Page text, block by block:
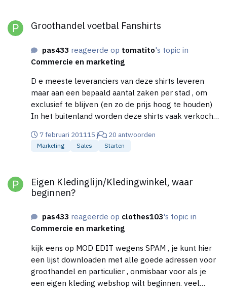
Groothandel voetbal Fanshirts
pas433 reageerde op tomatito's topic in
Commercie en marketing
D e meeste leveranciers van deze shirts leveren
maar aan een bepaald aantal zaken per stad , om
exclusief te blijven (en zo de prijs hoog te houden)
In het buitenland worden deze shirts vaak verkocht
illegaal uit het buitenland halen maar vroeger of
later krijg je problemen met de douane en/of met je
7 februari 201115 j 20 antwoorden
Marketing Sales Starten
Eigen Kledinglijn/Kledingwinkel, waar
beginnen?
pas433 reageerde op clothes103's topic in
Commercie en marketing
kijk eens op MOD EDIT wegens SPAM , je kunt hier
een lijst downloaden met alle goede adressen voor
groothandel en particulier , onmisbaar voor als je
een eigen kleding webshop wilt beginnen. veel